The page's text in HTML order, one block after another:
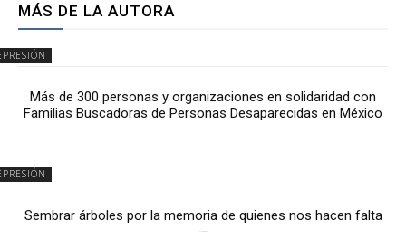
MÁS DE LA AUTORA
Más de 300 personas y organizaciones en solidaridad con
Familias Buscadoras de Personas Desaparecidas en México
Sembrar árboles por la memoria de quienes nos hacen falta